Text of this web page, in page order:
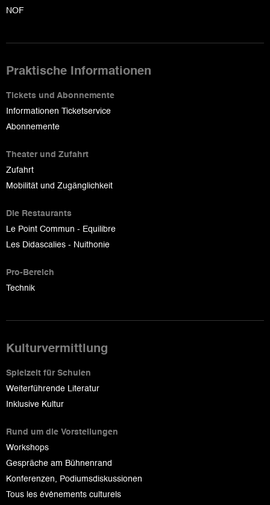
NOF
Praktische Informationen
Tickets und Abonnemente
Informationen Ticketservice
Abonnemente
Theater und Zufahrt
Zufahrt
Mobilität und Zugänglichkeit
Die Restaurants
Le Point Commun - Equilibre
Les Didascalies - Nuithonie
Pro-Bereich
Technik
Kulturvermittlung
Spielzeit für Schulen
Weiterführende Literatur
Inklusive Kultur
Rund um die Vorstellungen
Workshops
Gespräche am Bühnenrand
Konferenzen, Podiumsdiskussionen
Tous les événements culturels